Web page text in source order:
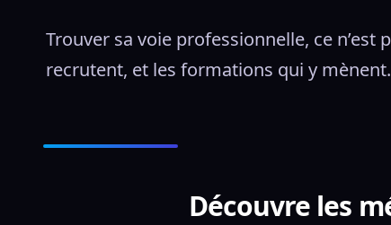
Trouver sa voie professionnelle, ce
recrutent, et les formations qui y
Découvre les